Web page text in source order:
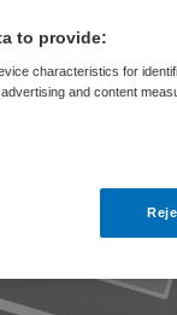
to provide:
characteristics for
and content